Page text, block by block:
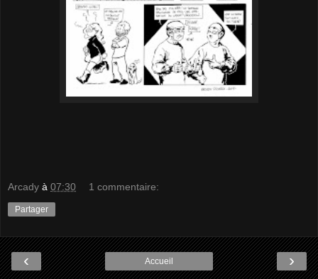
Arcady à 07:30 1 commentaire:
Partager
‹ ›
Accueil